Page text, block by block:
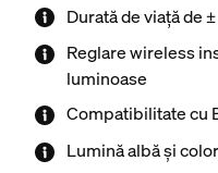
Durată de viață de
Reglare wireless
luminoase
Compatibilitate cu
Lumină albă și